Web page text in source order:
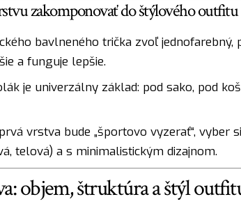
zakomponovať do štýlového outfitu
bavlneného trička zvoľ jednofarebný,
a funguje lepšie.
je univerzálny základ: pod sako, pod
vrstva bude „športovo vyzerať“, vyber
telová) a s minimalistickým dizajnom.
objem, štruktúra a štýl